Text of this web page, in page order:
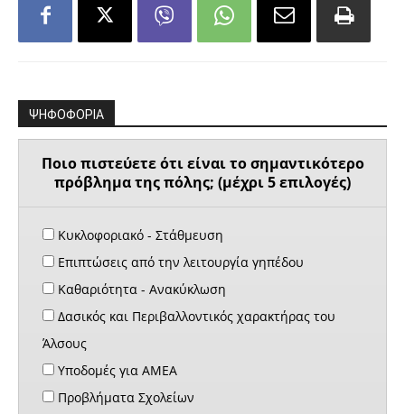
ΨΗΦΟΦΟΡΙΑ
Ποιο πιστεύετε ότι είναι το σημαντικότερο
πρόβλημα της πόλης; (μέχρι 5 επιλογές)
Κυκλοφοριακό - Στάθμευση
Επιπτώσεις από την λειτουργία γηπέδου
Καθαριότητα - Ανακύκλωση
Δασικός και Περιβαλλοντικός χαρακτήρας του
Άλσους
Υποδομές για ΑΜΕΑ
Προβλήματα Σχολείων